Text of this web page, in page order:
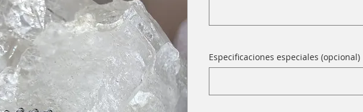
Especificaciones especiales (opcional)